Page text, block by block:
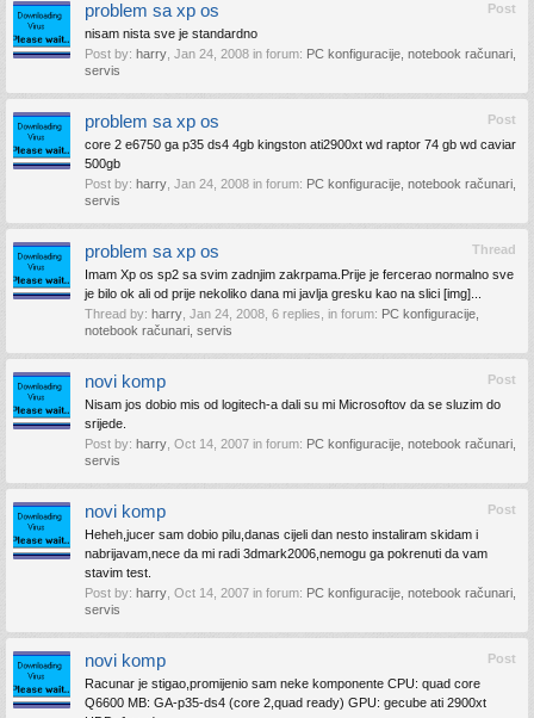
Post
problem sa xp os
nisam nista sve je standardno
Post by: harry Jan 24, 2008 in forum: PC konfiguracije, notebook računari,
servis
Post
problem sa xp os
core 2 e6750 ga p35 ds4 4gb kingston ati2900xt wd raptor 74 gb wd caviar
500gb
Post by: harry Jan 24, 2008 in forum: PC konfiguracije, notebook računari,
servis
Thread
problem sa xp os
Imam Xp os sp2 sa svim zadnjim zakrpama.Prije je fercerao normalno sve
je bilo ok ali od prije nekoliko dana mi javlja gresku kao na slici [img]...
Thread by: harry Jan 24, 2008 , 6 replies, in forum: PC konfiguracije,
notebook računari, servis
Post
novi komp
Nisam jos dobio mis od logitech-a dali su mi Microsoftov da se sluzim do
srijede.
Post by: harry Oct 14, 2007 in forum: PC konfiguracije, notebook računari,
servis
Post
novi komp
Heheh,jucer sam dobio pilu,danas cijeli dan nesto instaliram skidam i
nabrijavam,nece da mi radi 3dmark2006,nemogu ga pokrenuti da vam
stavim test.
Post by: harry Oct 14, 2007 in forum: PC konfiguracije, notebook računari,
servis
Post
novi komp
Racunar je stigao,promijenio sam neke komponente CPU: quad core
Q6600 MB: GA-p35-ds4 (core 2,quad ready) GPU: gecube ati 2900xt